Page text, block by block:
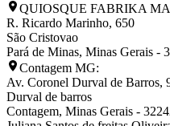
QUIOSQUE FABRIKA
R. Ricardo Marinho, 650
São Cristovao
Pará de Minas, Minas Gerais -
Contagem MG:
Av. Coronel Durval de Barros,
Durval de barros
Contagem, Minas Gerais -